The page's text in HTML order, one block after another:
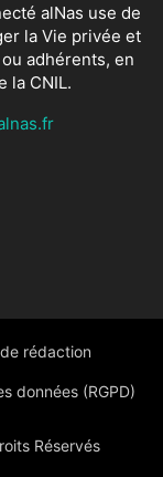
alNas use de
la Vie privée et
adhérents, en
la CNIL.
de rédaction
données (RGPD)
Réservés